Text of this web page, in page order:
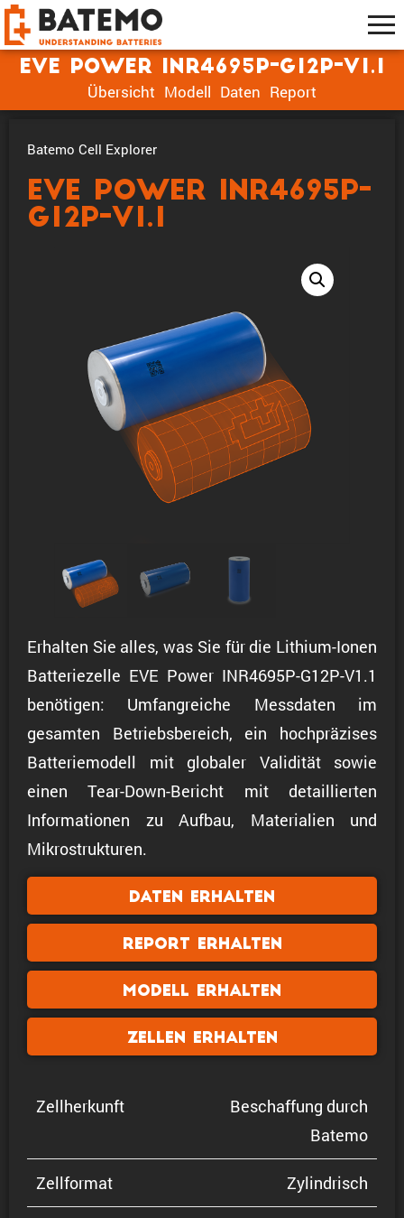
EVE Power INR4695P-G12P-V1.1
Übersicht Modell Daten Report
Batemo Cell Explorer
EVE Power INR4695P-
G12P-V1.1
Erhalten Sie alles, was Sie für die Lithium-Ionen
Batteriezelle EVE Power INR4695P-G12P-V1.1
benötigen: Umfangreiche Messdaten im
gesamten Betriebsbereich, ein hochpräzises
Batteriemodell mit globaler Validität sowie
einen Tear-Down-Bericht mit detaillierten
Informationen zu Aufbau, Materialien und
Mikrostrukturen.
Daten erhalten
Report erhalten
Modell erhalten
Zellen erhalten
Zellher­kunft
Beschaf­fung durch
Batemo
Zellformat Zylin­drisch